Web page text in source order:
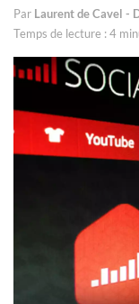
Par Laurent de Cavel -
Temps de lecture : 4